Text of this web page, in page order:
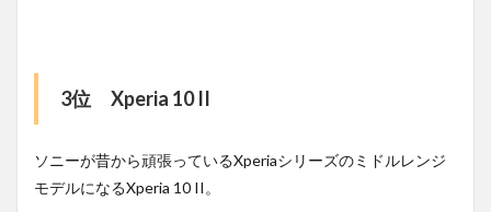
3位 Xperia 10 II
ソニーが昔から頑張っているXperiaシリーズのミドルレンジ
モデルになるXperia 10 II。